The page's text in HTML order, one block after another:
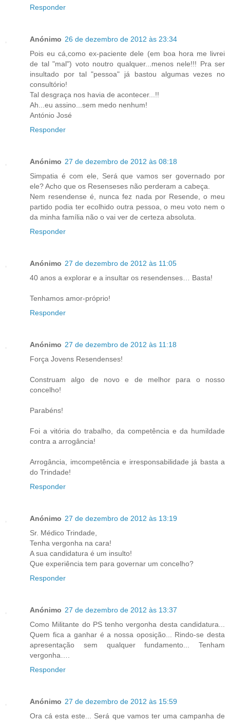
Responder
Anónimo 26 de dezembro de 2012 às 23:34
Pois eu cá,como ex-paciente dele (em boa hora me livrei
de tal "mal") voto noutro qualquer...menos nele!!! Pra ser
insultado por tal "pessoa" já bastou algumas vezes no
consultório!
Tal desgraça nos havia de acontecer...!!
Ah...eu assino...sem medo nenhum!
António José
Responder
Anónimo 27 de dezembro de 2012 às 08:18
Simpatia é com ele, Será que vamos ser governado por
ele? Acho que os Resenseses não perderam a cabeça.
Nem resendense é, nunca fez nada por Resende, o meu
partido podia ter ecolhido outra pessoa, o meu voto nem o
da minha família não o vai ver de certeza absoluta.
Responder
Anónimo 27 de dezembro de 2012 às 11:05
40 anos a explorar e a insultar os resendenses… Basta!
Tenhamos amor-próprio!
Responder
Anónimo 27 de dezembro de 2012 às 11:18
Força Jovens Resendenses!
Construam algo de novo e de melhor para o nosso
concelho!
Parabéns!
Foi a vitória do trabalho, da competência e da humildade
contra a arrogância!
Arrogância, imcompetência e irresponsabilidade já basta a
do Trindade!
Responder
Anónimo 27 de dezembro de 2012 às 13:19
Sr. Médico Trindade,
Tenha vergonha na cara!
A sua candidatura é um insulto!
Que experiência tem para governar um concelho?
Responder
Anónimo 27 de dezembro de 2012 às 13:37
Como Militante do PS tenho vergonha desta candidatura...
Quem fica a ganhar é a nossa oposição... Rindo-se desta
apresentação sem qualquer fundamento... Tenham
vergonha….
Responder
Anónimo 27 de dezembro de 2012 às 15:59
Ora cá esta este... Será que vamos ter uma campanha de